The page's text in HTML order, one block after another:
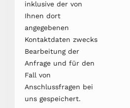
inklusive der von
Ihnen dort
angegebenen
Kontaktdaten zwecks
Bearbeitung der
Anfrage und für den
Fall von
Anschlussfragen bei
uns gespeichert.